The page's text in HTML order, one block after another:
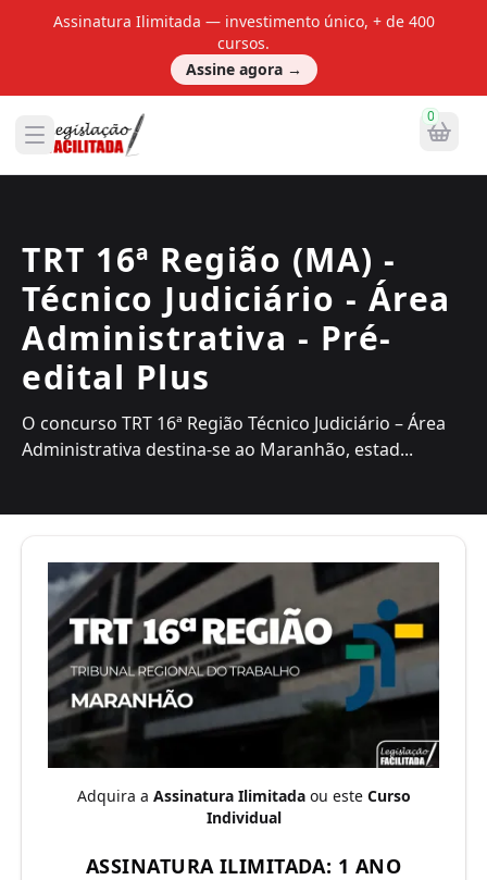
Assinatura Ilimitada — investimento único, + de 400
cursos.
Assine agora →
0
TRT 16ª Região (MA) -
Técnico Judiciário - Área
Administrativa - Pré-
edital Plus
O concurso TRT 16ª Região Técnico Judiciário – Área
Administrativa destina-se ao Maranhão, estad...
Adquira a Assinatura Ilimitadaou este Curso
Individual
ASSINATURA ILIMITADA: 1 ANO